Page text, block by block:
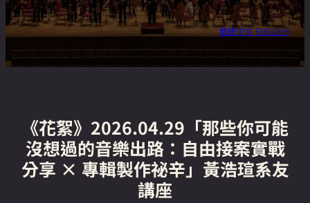
繁體中文 ENGLISH
《花絮》2026.04.29「那些你可能
沒想過的音樂出路：自由接案實戰
分享 × 專輯製作祕辛」黃浩瑄系友
講座